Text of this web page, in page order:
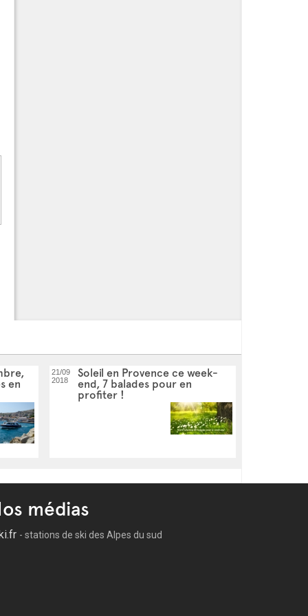
en
21/09
2018
Soleil en Provence ce week-
end, 7 balades pour en
profiter !
médias
- stations de ski des Alpes du sud